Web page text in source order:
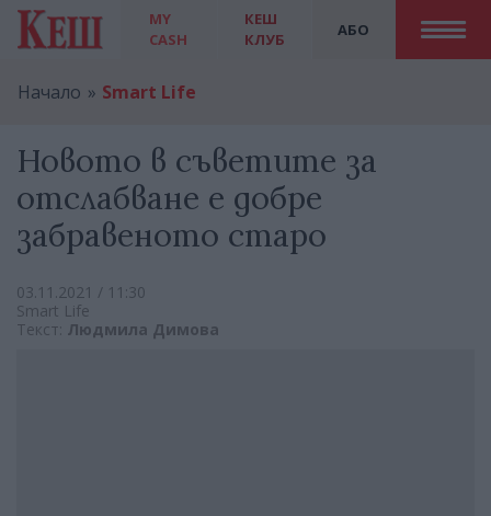
MY
CASH
АБО
КЕШ
КЛУБ
Начало Smart Life
Новото в съветите за
отслабване е добре
забравеното старо
03.11.2021 / 11:30
Smart Life
Текст: Людмила Димова